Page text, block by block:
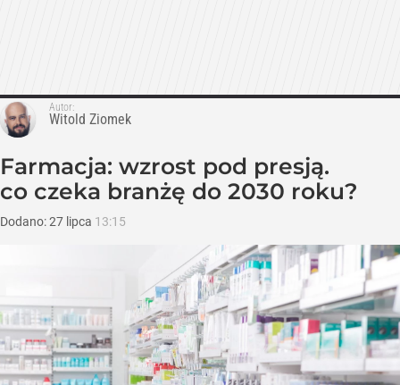
Autor:
Witold Ziomek
Farmacja: wzrost pod presją.
co czeka branżę do 2030 roku?
Dodano:27 lipca 13:15